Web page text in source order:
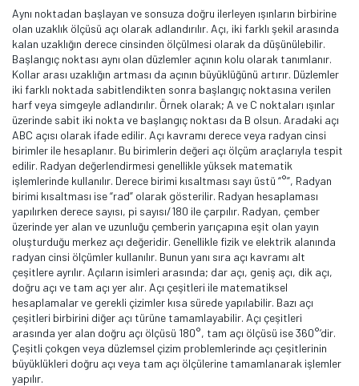
Aynı noktadan başlayan ve sonsuza doğru ilerleyen ışınların birbirine
olan uzaklık ölçüsü açı olarak adlandırılır. Açı, iki farklı şekil arasında
kalan uzaklığın derece cinsinden ölçülmesi olarak da düşünülebilir.
Başlangıç noktası aynı olan düzlemler açının kolu olarak tanımlanır.
Kollar arası uzaklığın artması da açının büyüklüğünü artırır. Düzlemler
iki farklı noktada sabitlendikten sonra başlangıç noktasına verilen
harf veya simgeyle adlandırılır. Örnek olarak; A ve C noktaları ışınlar
üzerinde sabit iki nokta ve başlangıç noktası da B olsun. Aradaki açı
ABC açısı olarak ifade edilir. Açı kavramı derece veya radyan cinsi
birimler ile hesaplanır. Bu birimlerin değeri açı ölçüm araçlarıyla tespit
edilir. Radyan değerlendirmesi genellikle yüksek matematik
işlemlerinde kullanılır. Derece birimi kısaltması sayı üstü “°”, Radyan
birimi kısaltması ise “rad” olarak gösterilir. Radyan hesaplaması
yapılırken derece sayısı, pi sayısı/180 ile çarpılır. Radyan, çember
üzerinde yer alan ve uzunluğu çemberin yarıçapına eşit olan yayın
oluşturduğu merkez açı değeridir. Genellikle fizik ve elektrik alanında
radyan cinsi ölçümler kullanılır. Bunun yanı sıra açı kavramı alt
çeşitlere ayrılır. Açıların isimleri arasında; dar açı, geniş açı, dik açı,
doğru açı ve tam açı yer alır. Açı çeşitleri ile matematiksel
hesaplamalar ve gerekli çizimler kısa sürede yapılabilir. Bazı açı
çeşitleri birbirini diğer açı türüne tamamlayabilir. Açı çeşitleri
arasında yer alan doğru açı ölçüsü 180°, tam açı ölçüsü ise 360°’dir.
Çeşitli çokgen veya düzlemsel çizim problemlerinde açı çeşitlerinin
büyüklükleri doğru açı veya tam açı ölçülerine tamamlanarak işlemler
yapılır.